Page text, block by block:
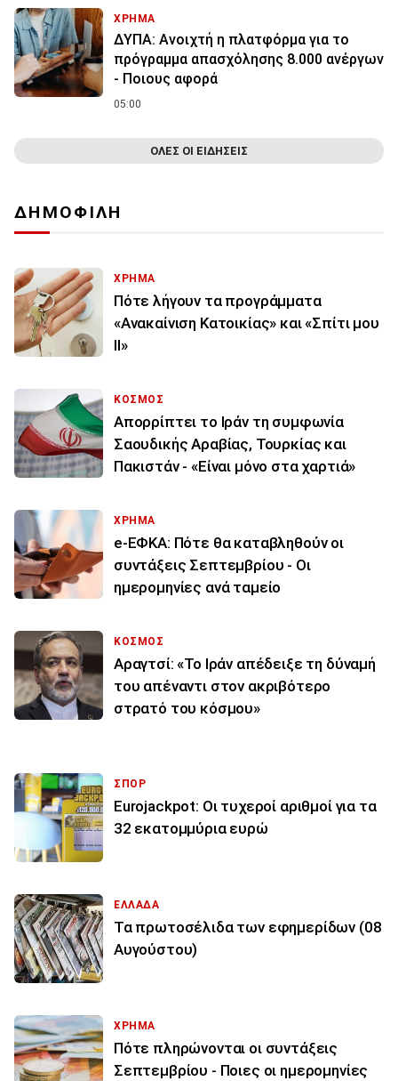
ΧΡΗΜΑ
ΔΥΠΑ: Ανοιχτή η πλατφόρμα για το
πρόγραμμα απασχόλησης 8.000 ανέργων
- Ποιους αφορά
05:00
ΟΛΕΣ ΟΙ ΕΙΔΗΣΕΙΣ
ΔΗΜΟΦΙΛΗ
ΧΡΗΜΑ
Πότε λήγουν τα προγράμματα
«Ανακαίνιση Κατοικίας» και «Σπίτι μου
ΙΙ»
ΚΟΣΜΟΣ
Απορρίπτει το Ιράν τη συμφωνία
Σαουδικής Αραβίας, Τουρκίας και
Πακιστάν - «Είναι μόνο στα χαρτιά»
ΧΡΗΜΑ
e-ΕΦΚΑ: Πότε θα καταβληθούν οι
συντάξεις Σεπτεμβρίου - Οι
ημερομηνίες ανά ταμείο
ΚΟΣΜΟΣ
Αραγτσί: «Το Ιράν απέδειξε τη δύναμή
του απέναντι στον ακριβότερο
στρατό του κόσμου»
ΣΠΟΡ
Eurojackpot: Οι τυχεροί αριθμοί για τα
32 εκατoμμύρια ευρώ
ΕΛΛΑΔΑ
Τα πρωτοσέλιδα των εφημερίδων (08
Αυγούστου)
ΧΡΗΜΑ
Πότε πληρώνονται οι συντάξεις
Σεπτεμβρίου - Ποιες οι ημερομηνίες